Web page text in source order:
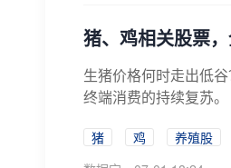
猪、鸡相关股票
生猪价格何时走出低
终端消费的持续复苏。
猪 鸡
养殖股